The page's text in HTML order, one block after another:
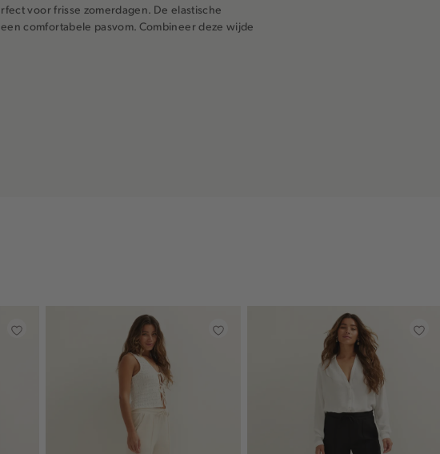
voor frisse zomerdagen. De elastische
comfortabele pasvom. Combineer deze wijde